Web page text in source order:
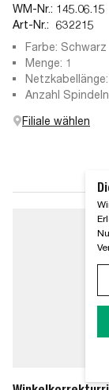
WM-Nr.: 145.06.15
Art-Nr.: 632215
Farbe: Schwarz
Menge: 1
Anzahl
Filiale wählen